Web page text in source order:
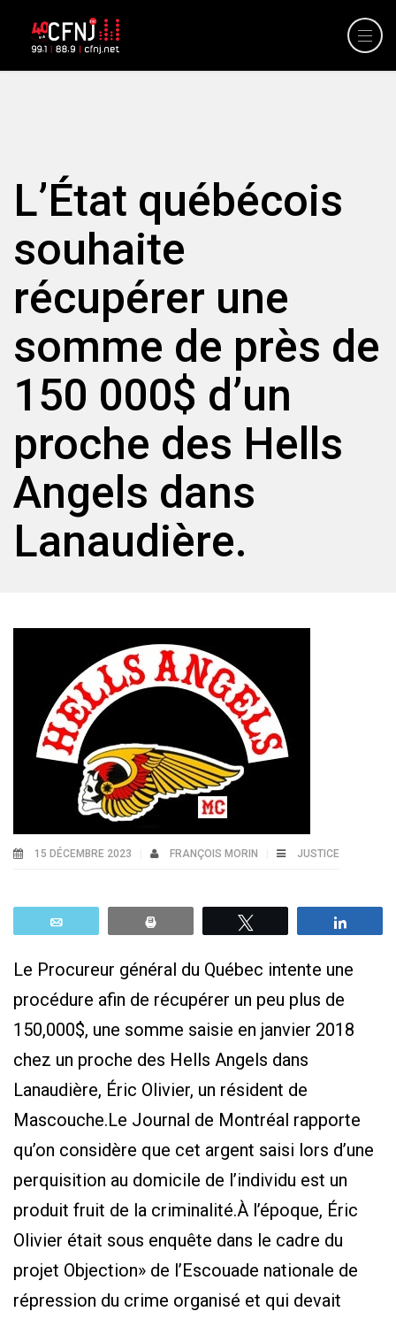
L’État québécois
souhaite
récupérer une
somme de près de
150 000$ d’un
proche des Hells
Angels dans
Lanaudière.
15 DÉCEMBRE 2023 FRANÇOIS MORIN JUSTICE
Le Procureur général du Québec intente une
procédure afin de récupérer un peu plus de
150,000$, une somme saisie en janvier 2018
chez un proche des Hells Angels dans
Lanaudière, Éric Olivier, un résident de
Mascouche.Le Journal de Montréal rapporte
qu’on considère que cet argent saisi lors d’une
perquisition au domicile de l’individu est un
produit fruit de la criminalité.À l’époque, Éric
Olivier était sous enquête dans le cadre du
projet Objection» de l’Escouade nationale de
répression du crime organisé et qui devait